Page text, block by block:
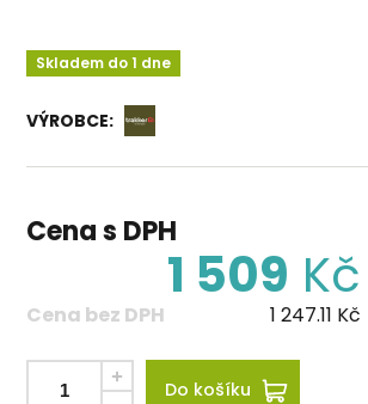
Skladem do 1 dne
VÝROBCE:
Cena s DPH
1 509 Kč
Cena bez DPH 1 247.11 Kč
Do košíku